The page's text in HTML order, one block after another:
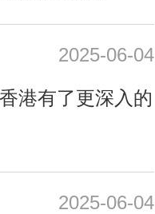
2025-06-04
港有了更深入的
2025-06-04